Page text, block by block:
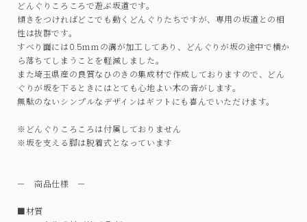
どんぐりころころで遊ぶ坂道です。
傾きをつければどこでも動くどんぐりたちですが、専用の坂道との相
性は抜群です。
すべり面には0.5ｍｍの溝が加工してあり、どんぐりが坂の途中で横か
ら落ちてしまうことを軽減しました。
また埼玉県産の良質なひのきの集成材で作成しておりますので、どん
ぐりが坂を下るときにはとても心地よい木の音がします。
無駄のないシンプルなデザインはギフトにも喜んでいただけます。
※どんぐりころころは付属しておりません
※坂を支える脚は脱着式となっています
－ 商品仕様 －
■材質